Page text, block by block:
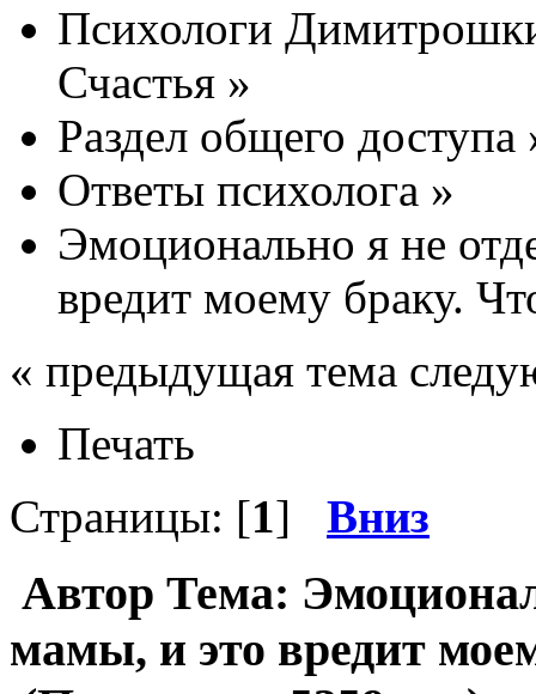
Психологи
Счастья »
Раздел общего доступа
Ответы психолога »
Эмоционально я не
вредит моему браку.
« предыдущая тема
Печать
Страницы: [1] Вниз
Автор Тема:
мамы, и это вредит